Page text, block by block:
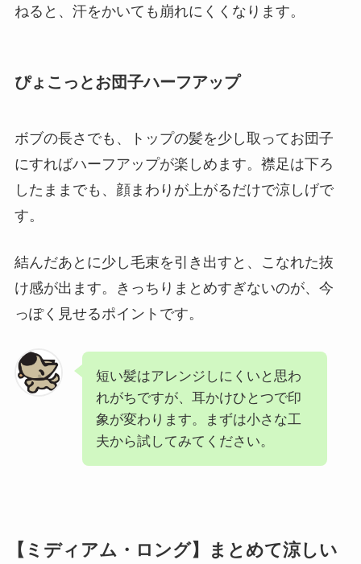
ねると、汗をかいても崩れにくくなります。
ぴょこっとお団子ハーフアップ
ボブの長さでも、トップの髪を少し取ってお団子
にすればハーフアップが楽しめます。襟足は下ろ
したままでも、顔まわりが上がるだけで涼しげで
す。
結んだあとに少し毛束を引き出すと、こなれた抜
け感が出ます。きっちりまとめすぎないのが、今
っぽく見せるポイントです。
短い髪はアレンジしにくいと思わ
れがちですが、耳かけひとつで印
象が変わります。まずは小さな工
夫から試してみてください。
【ミディアム・ロング】まとめて涼しい